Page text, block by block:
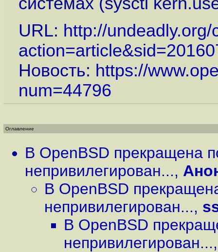
URL: http://undeadly.org/
Новость: https://
num=44796
Оглавление
В OpenBSD прекращена
непривилегирован...,
В OpenBSD
непривилегирован...,
В OpenBSD
непривилегирован...